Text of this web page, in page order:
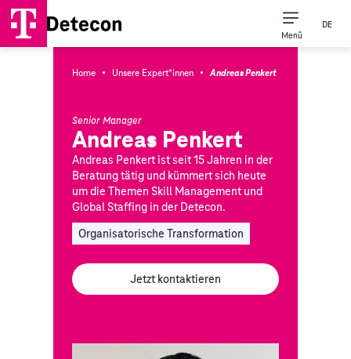
Menü
DE
Home · Unsere Expert*innen · Andreas Penkert
Senior Manager
Andreas Penkert
Andreas Penkert ist seit 15 Jahren in der
Beratung tätig und kümmert sich heute
um die Themen Skill Management und
Global Staffing in der Detecon.
Organisatorische Transformation
Jetzt kontaktieren